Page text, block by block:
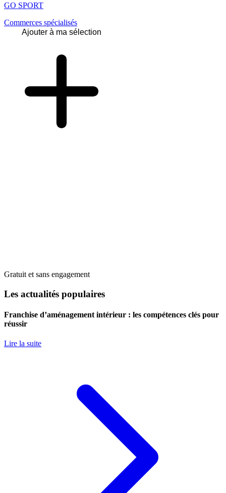
GO SPORT
Commerces spécialisés
Ajouter à ma sélection
Gratuit et sans engagement
Les actualités populaires
Franchise d’aménagement intérieur : les compétences clés pour
réussir
Lire la suite